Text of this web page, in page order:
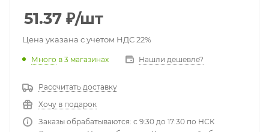
51.37 ₽/шт
Цена указана с учетом НДС 22%
Много в 3 магазинах Нашли дешевле?
Рассчитать доставку
Хочу в подарок
Заказы обрабатываются: с 9:30 до 17:30 по НСК